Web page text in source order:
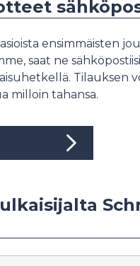
ensimmäisten
saat ne sähköpostiisi
Tilauksen
milloin tahansa.